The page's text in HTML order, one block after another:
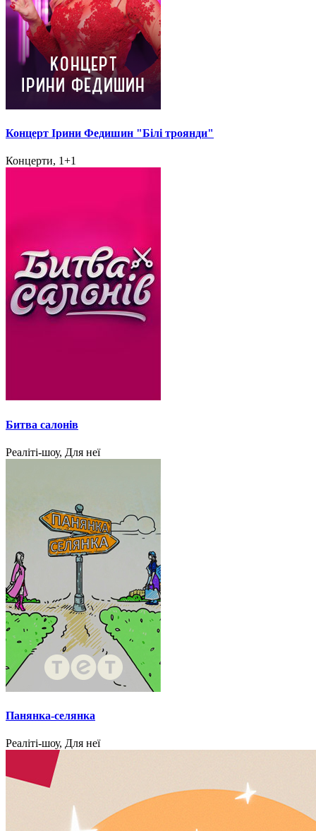
Концерт Ірини Федишин "Білі троянди"
Концерти, 1+1
Битва салонів
Реаліті-шоу, Для неї
Панянка-селянка
Реаліті-шоу, Для неї